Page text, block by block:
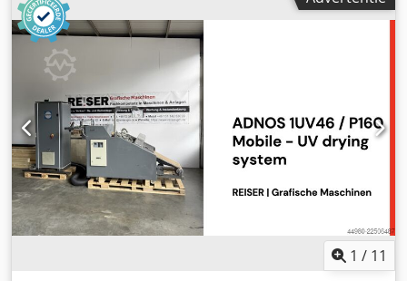
1 / 11